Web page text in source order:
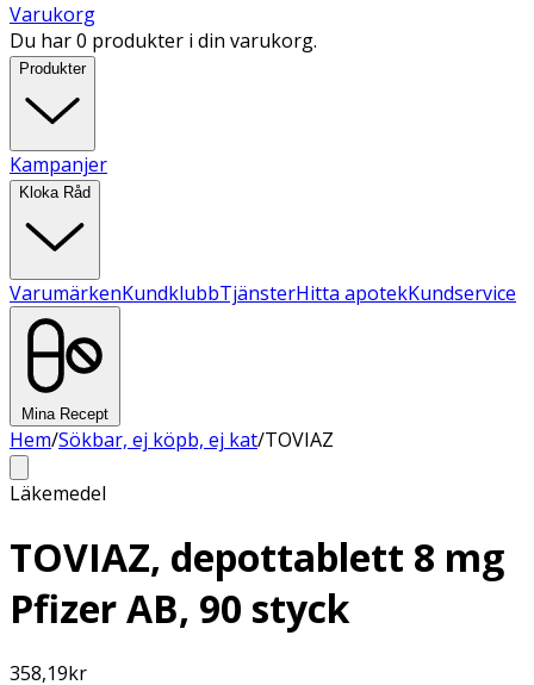
Varukorg
Du har 0 produkter i din varukorg.
Produkter
Kampanjer
Kloka Råd
VarumärkenKundklubbTjänsterHitta apotekKundservice
Mina Recept
Hem/Sökbar, ej köpb, ej kat/TOVIAZ
Läkemedel
TOVIAZ, depottablett 8 mg
Pfizer AB, 90 styck
358,19kr